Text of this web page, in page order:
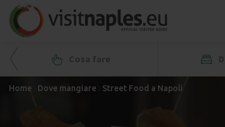
Home Dove mangiare Street Food a Napoli